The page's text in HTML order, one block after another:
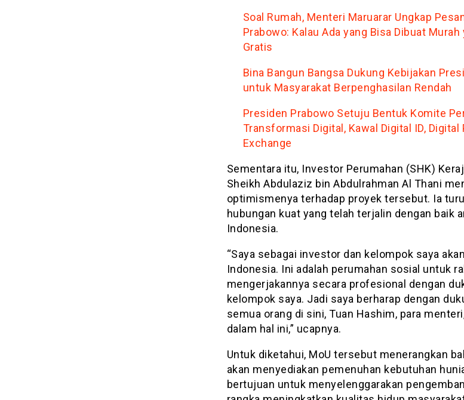
Soal Rumah, Menteri Maruarar Ungkap
Prabowo: Kalau Ada yang Bisa Dibuat Murah
Gratis
Bina Bangun Bangsa Dukung Kebijakan
untuk Masyarakat Berpenghasilan Rendah
Presiden Prabowo Setuju Bentuk Komite
Transformasi Digital, Kawal Digital ID, Digital
Exchange
Sementara itu, Investor Perumahan (SHK)
Sheikh Abdulaziz bin Abdulrahman Al Thani
optimismenya terhadap proyek tersebut. Ia
hubungan kuat yang telah terjalin dengan baik
Indonesia.
“Saya sebagai investor dan kelompok saya
Indonesia. Ini adalah perumahan sosial untuk
mengerjakannya secara profesional dengan
kelompok saya. Jadi saya berharap dengan
semua orang di sini, Tuan Hashim, para
dalam hal ini,” ucapnya.
Untuk diketahui, MoU tersebut menerangkan
akan menyediakan pemenuhan kebutuhan
bertujuan untuk menyelenggarakan